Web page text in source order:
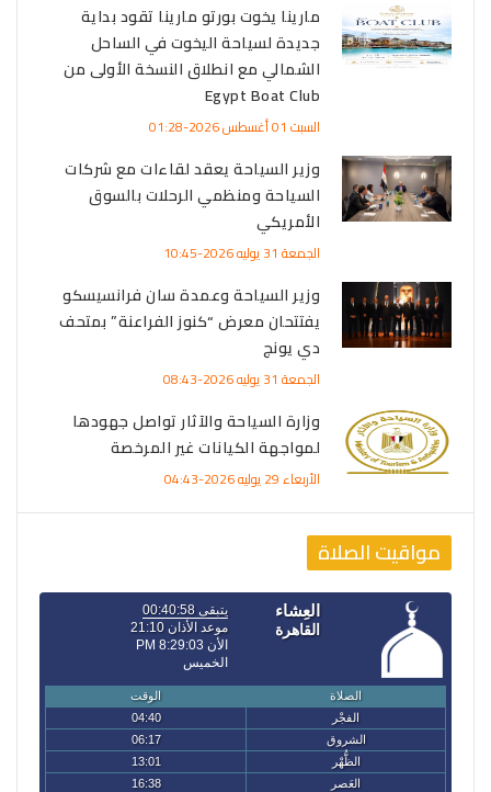
مارينا يخوت بورتو مارينا تقود بداية
جديدة لسياحة اليخوت في الساحل
الشمالي مع انطلاق النسخة الأولى من
Egypt Boat Club
السبت 01 أغسطس 2026-01:28
وزير السياحة يعقد لقاءات مع شركات
السياحة ومنظمي الرحلات بالسوق
الأمريكي
الجمعة 31 يوليه 2026-10:45
وزير السياحة وعمدة سان فرانسيسكو
يفتتحان معرض “كنوز الفراعنة” بمتحف
دي يونج
الجمعة 31 يوليه 2026-08:43
وزارة السياحة والآثار تواصل جهودها
لمواجهة الكيانات غير المرخصة
الأربعاء 29 يوليه 2026-04:43
مواقيت الصلاة